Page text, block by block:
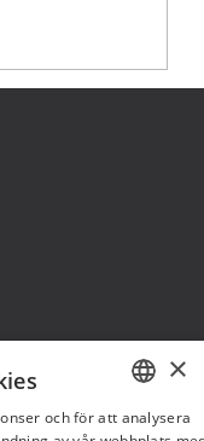
SWEDISH
×
och för att analysera